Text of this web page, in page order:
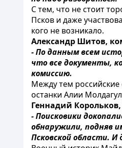
С тем, что не стоит
Псков и даже
кого не возникало.
Александр Шитов,
- По данным всем
что все документы,
комиссию.
Между тем
останки Алии
Геннадий
- Поисковики
обнаружили, подняв
Псковской области. И